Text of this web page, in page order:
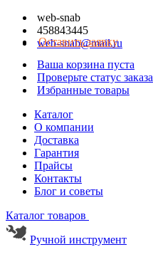
web-snab
458843445
web-snab@mail.ru
Оставить заявку
Ваша корзина пуста
Проверьте статус заказа
Избранные товары
Каталог
О компании
Доставка
Гарантия
Прайсы
Контакты
Блог и советы
Каталог товаров
Ручной инструмент